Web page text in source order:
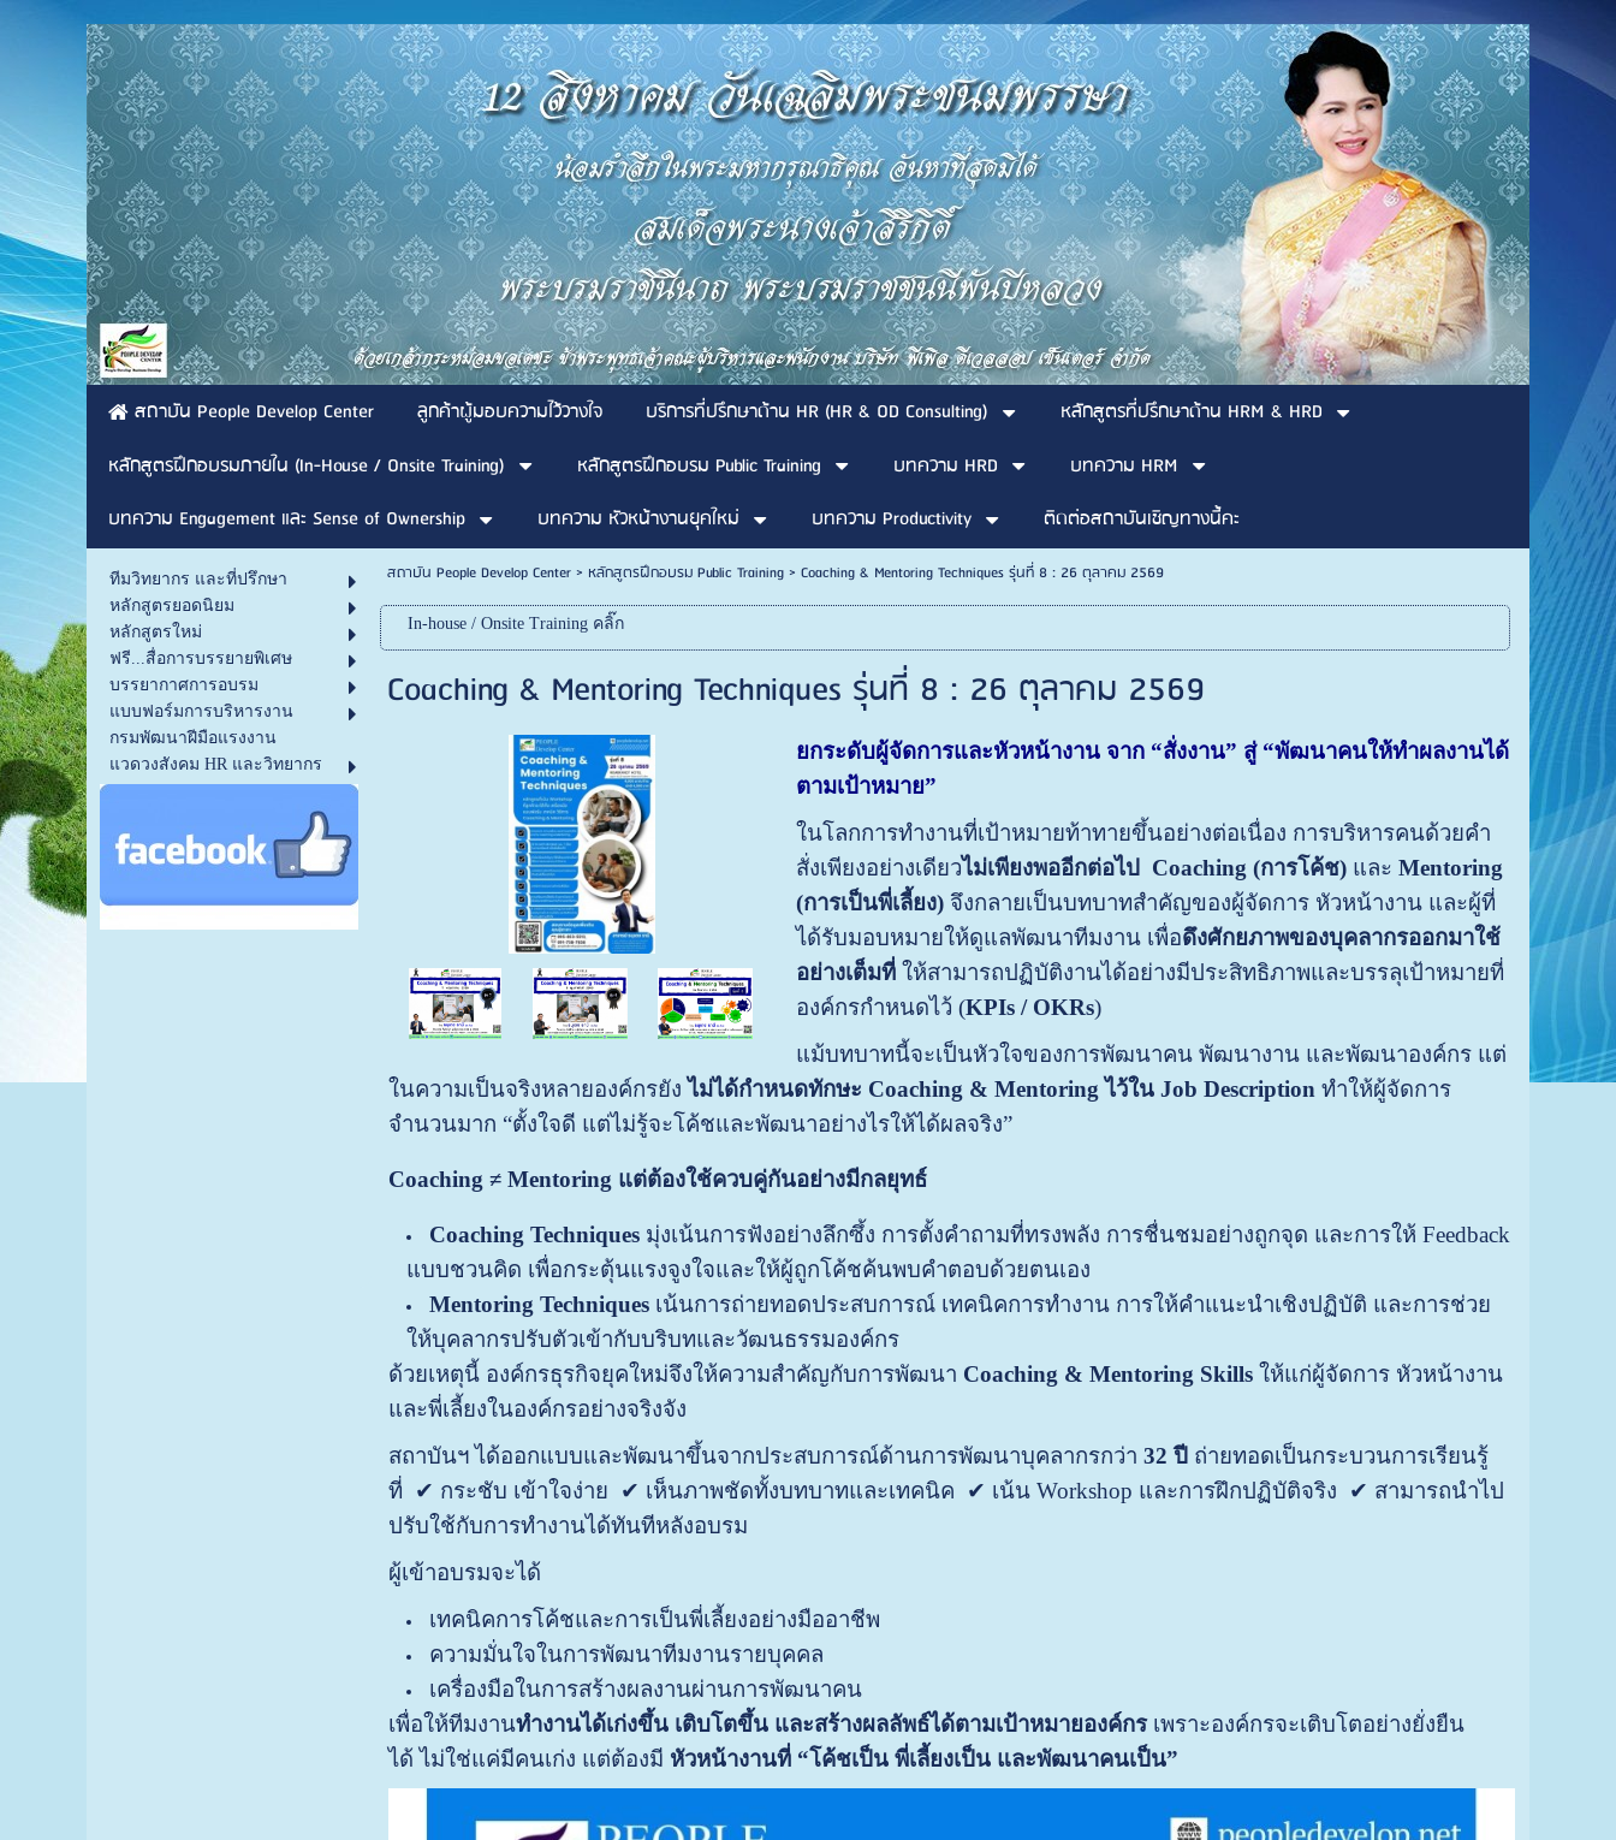
สถาบัน People Develop Center ลูกค้าผู้มอบความไว้วางใจ บริการที่ปรึกษาด้าน HR (HR & OD Consulting)
หลักสูตรที่ปรึกษาด้าน HRM & HRD
หลักสูตรฝึกอบรมภายใน (In-House / Onsite Training)
หลักสูตรฝึกอบรม Public Training บทความ HRD
บทความ HRM
บทความ Engagement และ Sense of Ownership
บทความ หัวหน้างานยุคใหม่ บทความ Productivity ติดต่อสถาบันเชิญทางนี้คะ
ทีมวิทยากร และที่ปรึกษา
หลักสูตรยอดนิยม
หลักสูตรใหม่
ฟรี...สื่อการบรรยายพิเศษ
บรรยากาศการอบรม
แบบฟอร์มการบริหารงาน
กรมพัฒนาฝีมือแรงงาน
แวดวงสังคม HR และวิทยากร
สถาบัน People Develop Center> หลักสูตรฝึกอบรม Public Training> Coaching & Mentoring Techniques รุ่นที่ 8 : 26 ตุลาคม 2569
In-house / Onsite Training คลิ๊ก
Coaching & Mentoring Techniques รุ่นที่ 8 : 26 ตุลาคม 2569
ยกระดับผู้จัดการและหัวหน้างาน จาก “สั่งงาน” สู่ “พัฒนาคนให้ทำผลงานได้
ตามเป้าหมาย”
ในโลกการทำงานที่เป้าหมายท้าทายขึ้นอย่างต่อเนื่อง การบริหารคนด้วยคำ
สั่งเพียงอย่างเดียวไม่เพียงพออีกต่อไป Coaching (การโค้ช) และMentoring
(การเป็นพี่เลี้ยง) จึงกลายเป็นบทบาทสำคัญของผู้จัดการ หัวหน้างาน และผู้ที่
ได้รับมอบหมายให้ดูแลพัฒนาทีมงาน เพื่อดึงศักยภาพของบุคลากรออกมาใช้
อย่างเต็มที่ให้สามารถปฏิบัติงานได้อย่างมีประสิทธิภาพและบรรลุเป้าหมายที่
องค์กรกำหนดไว้ (KPIs / OKRs)
แม้บทบาทนี้จะเป็นหัวใจของการพัฒนาคน พัฒนางาน และพัฒนาองค์กร แต่
ในความเป็นจริงหลายองค์กรยังไม่ได้กำหนดทักษะ Coaching & Mentoring ไว้ใน Job Description ทำให้ผู้จัดการ
จำนวนมาก “ตั้งใจดี แต่ไม่รู้จะโค้ชและพัฒนาอย่างไรให้ได้ผลจริง”
Coaching ≠ Mentoring แต่ต้องใช้ควบคู่กันอย่างมีกลยุทธ์
Coaching Techniques มุ่งเน้นการฟังอย่างลึกซึ้ง การตั้งคำถามที่ทรงพลัง การชื่นชมอย่างถูกจุด และการให้ Feedback
แบบชวนคิด เพื่อกระตุ้นแรงจูงใจและให้ผู้ถูกโค้ชค้นพบคำตอบด้วยตนเอง
Mentoring Techniques เน้นการถ่ายทอดประสบการณ์ เทคนิคการทำงาน การให้คำแนะนำเชิงปฏิบัติ และการช่วย
ให้บุคลากรปรับตัวเข้ากับบริบทและวัฒนธรรมองค์กร
ด้วยเหตุนี้ องค์กรธุรกิจยุคใหม่จึงให้ความสำคัญกับการพัฒนา Coaching & Mentoring Skills ให้แก่ผู้จัดการ หัวหน้างาน
และพี่เลี้ยงในองค์กรอย่างจริงจัง
สถาบันฯ ได้ออกแบบและพัฒนาขึ้นจากประสบการณ์ด้านการพัฒนาบุคลากรกว่า 32 ปี ถ่ายทอดเป็นกระบวนการเรียนรู้
ที่ ✔ กระชับ เข้าใจง่าย ✔ เห็นภาพชัดทั้งบทบาทและเทคนิค ✔ เน้น Workshop และการฝึกปฏิบัติจริง ✔ สามารถนำไป
ปรับใช้กับการทำงานได้ทันทีหลังอบรม
ผู้เข้าอบรมจะได้
เทคนิคการโค้ชและการเป็นพี่เลี้ยงอย่างมืออาชีพ
ความมั่นใจในการพัฒนาทีมงานรายบุคคล
เครื่องมือในการสร้างผลงานผ่านการพัฒนาคน
เพื่อให้ทีมงานทำงานได้เก่งขึ้น เติบโตขึ้น และสร้างผลลัพธ์ได้ตามเป้าหมายองค์กร เพราะองค์กรจะเติบโตอย่างยั่งยืน
ได้ ไม่ใช่แค่มีคนเก่ง แต่ต้องมี หัวหน้างานที่ “โค้ชเป็น พี่เลี้ยงเป็น และพัฒนาคนเป็น”